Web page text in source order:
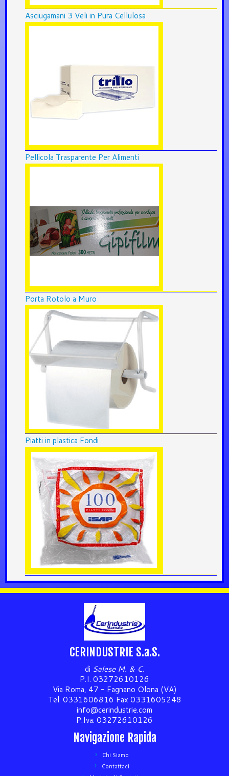
Asciugamani 3 Veli in Pura Cellulosa
Pellicola Trasparente Per Alimenti
Porta Rotolo a Muro
Piatti in plastica Fondi
CERINDUSTRIE S.a.S.
di Salese M. & C.
P.I. 03272610126
Via Roma, 47 - Fagnano Olona (VA)
Tel. 0331606816 Fax 0331605248
info@cerindustrie.com
P.Iva: 03272610126
Navigazione Rapida
Chi Siamo
Contattaci